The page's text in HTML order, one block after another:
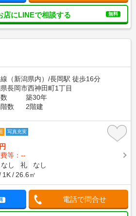
店にLINEで相談する 無料
線（新潟県内）/長岡駅 徒歩16分
長岡市西神田町1丁目
築30年
数
2階建
写真充実
等：--
なし 礼
なし
1K 26.6㎡
電話で問合せ